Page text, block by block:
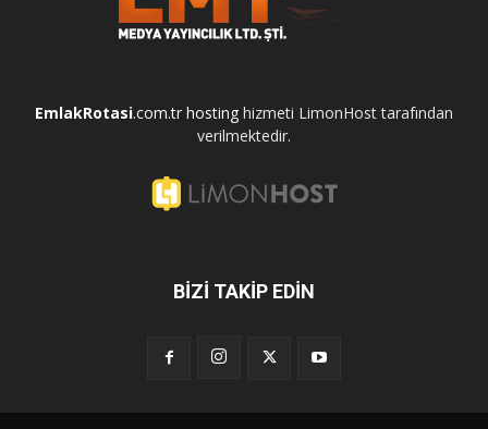
EmlakRotasi.com.tr hosting hizmeti LimonHost tarafından
verilmektedir.
BİZİ TAKİP EDİN